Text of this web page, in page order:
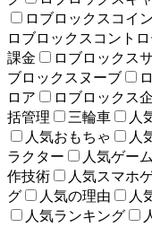
ロブロックスコイ
ロブロックスコント
課金
ロブロックス
ブロックスヌーブ
ロア
ロブロックス
括管理
三輪車 人
人気おもちゃ
人
ラクター
人気ゲーム
作技術
人気スマホ
グ
人気の理由 人
人気ランキング